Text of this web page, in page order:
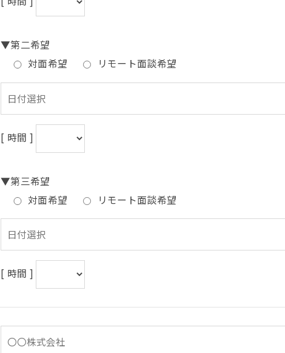
▼第二希望
対面希望
リモート面談希望
[ 時間 ]
▼第三希望
対面希望
リモート面談希望
[ 時間 ]